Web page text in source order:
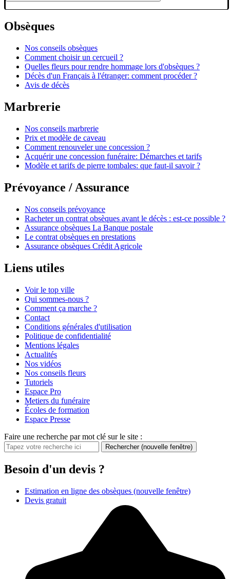
Obsèques
Nos conseils obsèques
Comment choisir un cercueil ?
Quelles fleurs pour rendre hommage lors d'obsèques ?
Décès d'un Français à l'étranger: comment procéder ?
Avis de décès
Marbrerie
Nos conseils marbrerie
Prix et modèle de caveau
Comment renouveler une concession ?
Acquérir une concession funéraire: Démarches et tarifs
Modèle et tarifs de pierre tombales: que faut-il savoir ?
Prévoyance / Assurance
Nos conseils prévoyance
Racheter un contrat obsèques avant le décès : est-ce possible ?
Assurance obsèques La Banque postale
Le contrat obsèques en prestations
Assurance obsèques Crédit Agricole
Liens utiles
Voir le top ville
Qui sommes-nous ?
Comment ça marche ?
Contact
Conditions générales d'utilisation
Politique de confidentialité
Mentions légales
Actualités
Nos vidéos
Nos conseils fleurs
Tutoriels
Espace Pro
Metiers du funéraire
Écoles de formation
Espace Presse
Faire une recherche par mot clé sur le site :
Rechercher (nouvelle fenêtre)
Besoin d'un devis ?
Estimation en ligne des obsèques (nouvelle fenêtre)
Devis gratuit